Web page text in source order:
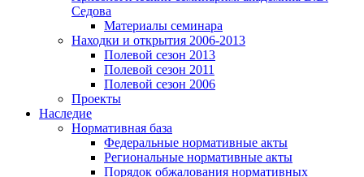
Седова
Материалы семинара
Находки и открытия 2006-2013
Полевой сезон 2013
Полевой сезон 2011
Полевой сезон 2006
Проекты
Наследие
Нормативная база
Федеральные нормативные акты
Региональные нормативные акты
Порядок обжалования нормативных